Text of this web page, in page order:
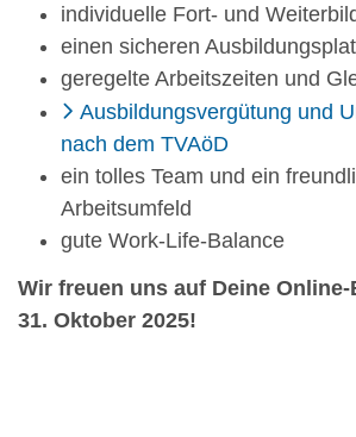
individuelle Fort- und
einen sicheren
geregelte Arbeitszeiten und
Ausbildungsvergütung und
nach dem TVAöD
ein tolles Team und ein
Arbeitsumfeld
gute Work-Life-Balance
Wir freuen uns auf Deine
31. Oktober 2025!